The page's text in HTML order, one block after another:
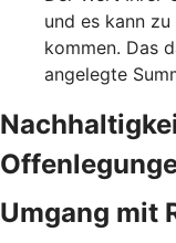
und es kann
kommen. Das
angelegte
Umgang mit